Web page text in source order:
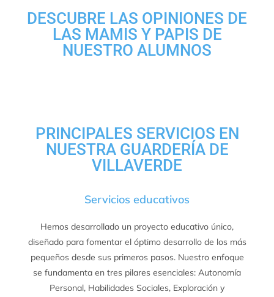
DESCUBRE LAS OPINIONES DE
LAS MAMIS Y PAPIS DE
NUESTRO ALUMNOS
PRINCIPALES SERVICIOS EN
NUESTRA GUARDERÍA DE
VILLAVERDE
Servicios educativos
Hemos desarrollado un proyecto educativo único,
diseñado para fomentar el óptimo desarrollo de los más
pequeños desde sus primeros pasos. Nuestro enfoque
se fundamenta en tres pilares esenciales: Autonomía
Personal, Habilidades Sociales, Exploración y